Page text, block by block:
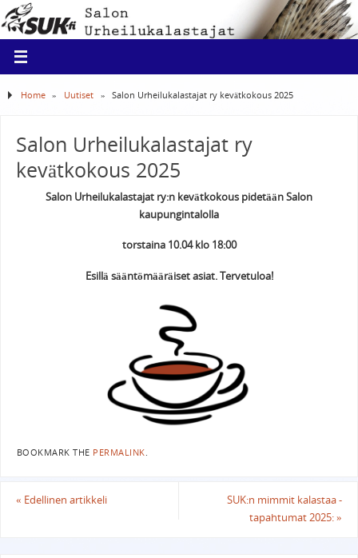
Home » Uutiset » Salon Urheilukalastajat ry kevätkokous 2025
Salon Urheilukalastajat ry
kevätkokous 2025
Salon Urheilukalastajat ry:n kevätkokous pidetään Salon
kaupungintalolla
torstaina 10.04 klo 18:00
Esillä sääntömääräiset asiat. Tervetuloa!
BOOKMARK THE PERMALINK.
« Edellinen artikkeli
SUK:n mimmit kalastaa -
tapahtumat 2025:»